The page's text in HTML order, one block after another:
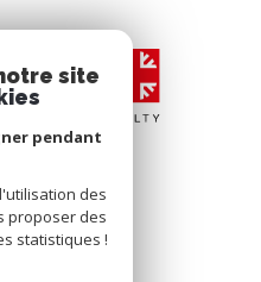
site
pendant
des
proposer des
statistiques !